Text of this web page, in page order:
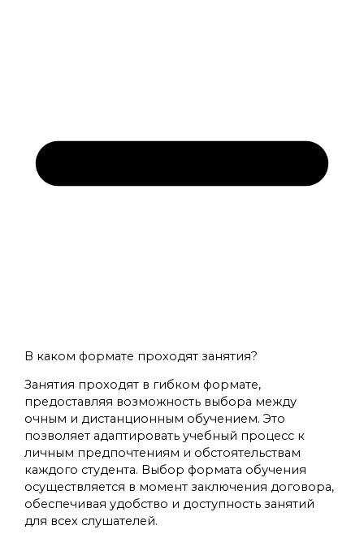
В каком формате проходят занятия?
Занятия проходят в гибком формате,
предоставляя возможность выбора между
очным и дистанционным обучением. Это
позволяет адаптировать учебный процесс к
личным предпочтениям и обстоятельствам
каждого студента. Выбор формата обучения
осуществляется в момент заключения договора,
обеспечивая удобство и доступность занятий
для всех слушателей.